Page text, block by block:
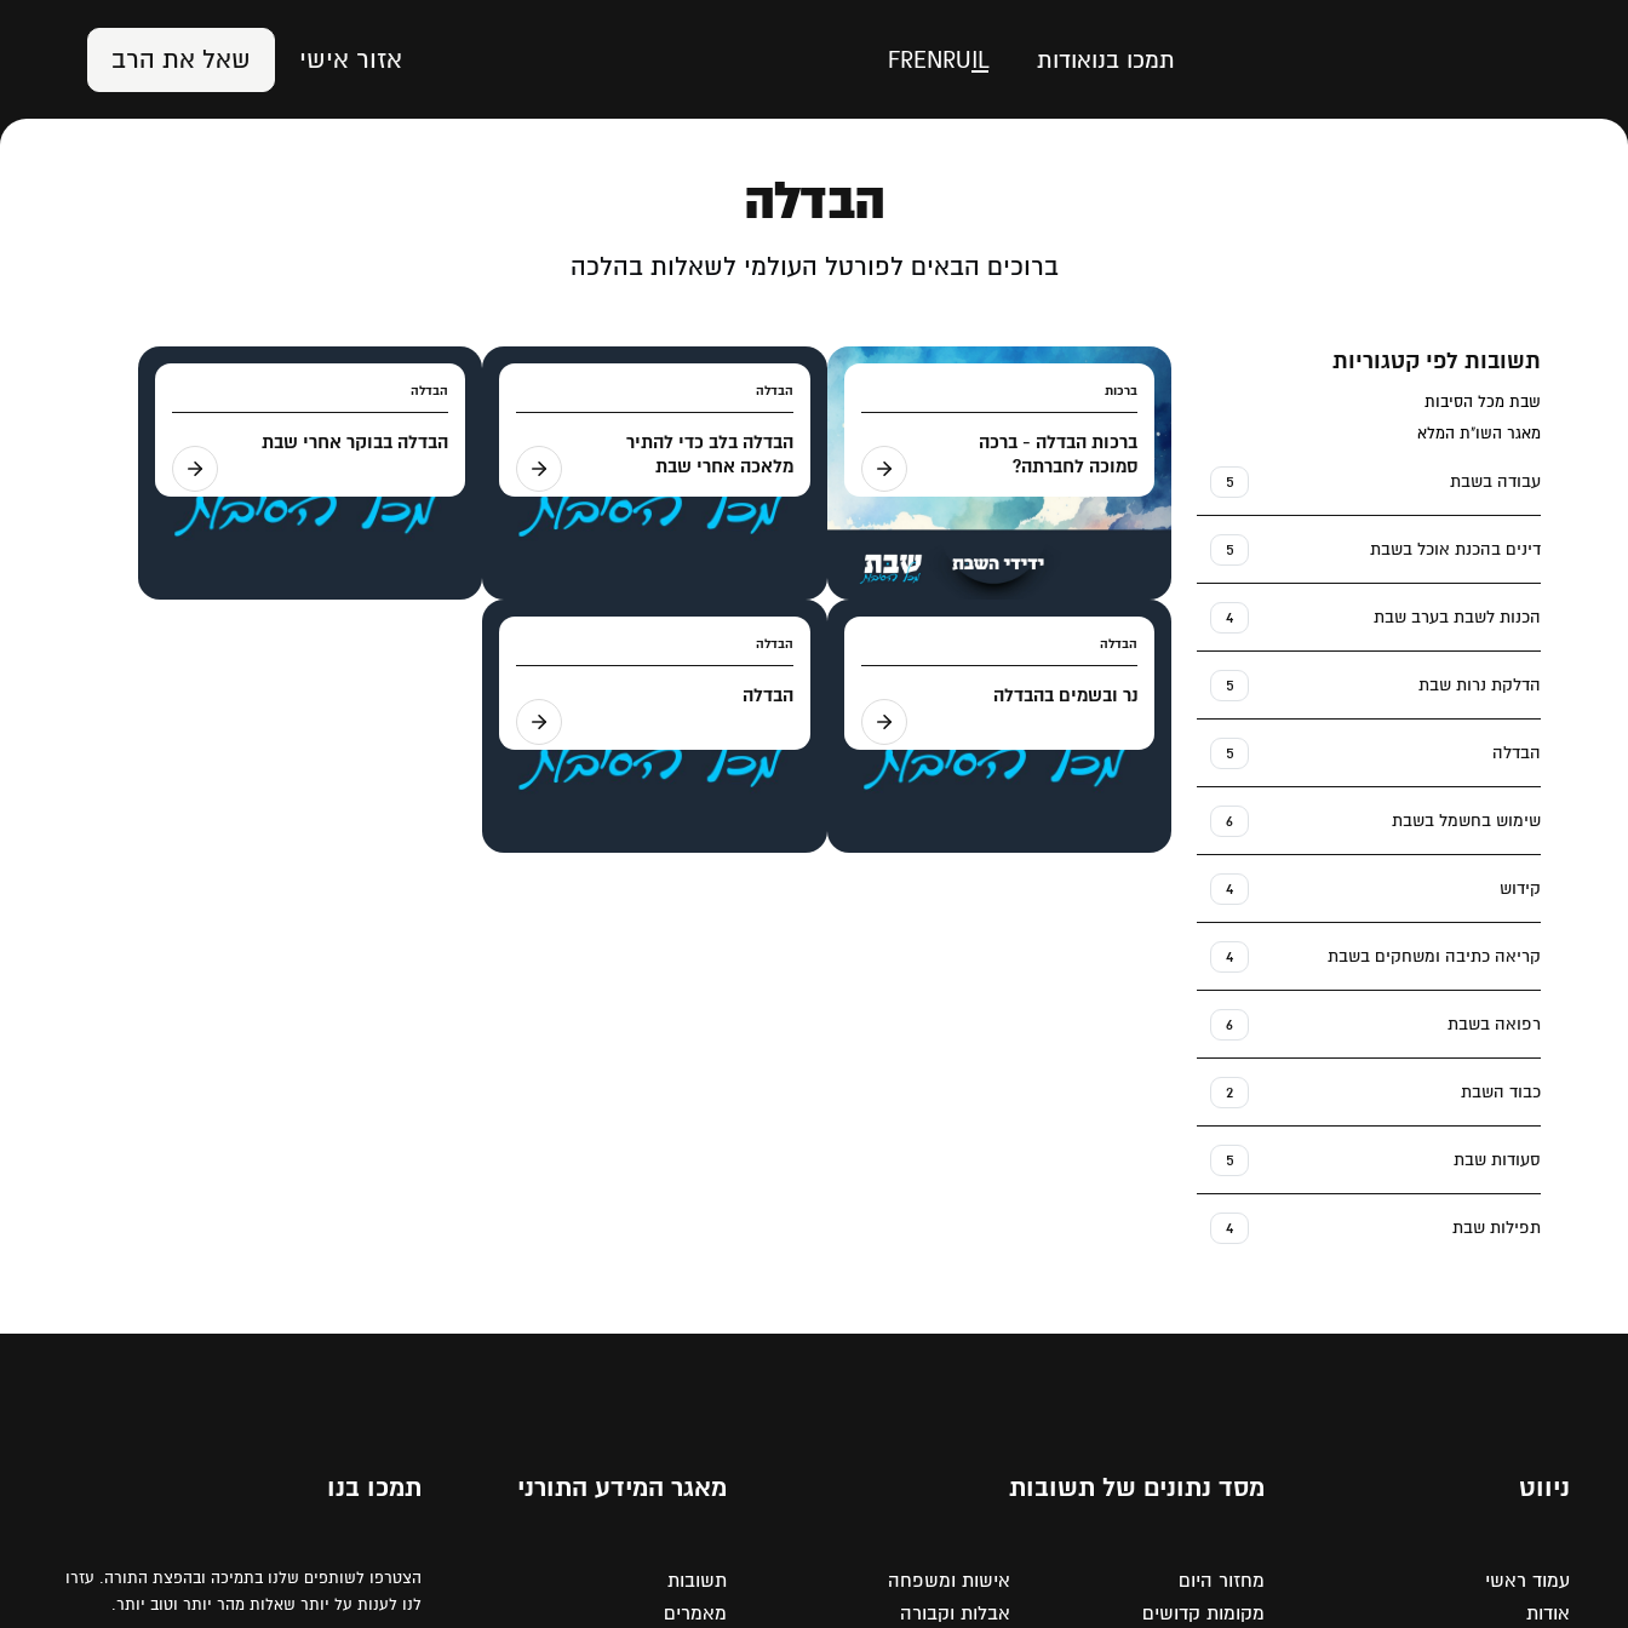
תמכו בנואודות IL
RU
EN
FR אזור אישי שאל את הרב
הבדלה
ברוכים הבאים לפורטל העולמי לשאלות בהלכה
תשובות לפי קטגוריות
שבת מכל הסיבות
מאגר השו"ת המלא
עבודה בשבת 5
דינים בהכנת אוכל בשבת 5
הכנות לשבת בערב שבת 4
הדלקת נרות שבת 5
הבדלה 5
שימוש בחשמל בשבת 6
קידוש 4
קריאה כתיבה ומשחקים בשבת 4
רפואה בשבת 6
כבוד השבת 2
סעודות שבת 5
תפילות שבת 4
ברכות
ברכות הבדלה - ברכה
סמוכה לחברתה?
הבדלה
הבדלה בלב כדי להתיר
מלאכה אחרי שבת
הבדלה
הבדלה בבוקר אחרי שבת
הבדלה
נר ובשמים בהבדלה
הבדלה
הבדלה
ניווט
עמוד ראשי
אודות
מסד נתונים של תשובות
מחזור היום
מקומות קדושים
אישות ומשפחה
אבלות וקבורה
מאגר המידע התורני
תשובות
מאמרים
תמכו בנו
הצטרפו לשותפים שלנו בתמיכה ובהפצת התורה. עזרו
לנו לענות על יותר שאלות מהר יותר וטוב יותר.